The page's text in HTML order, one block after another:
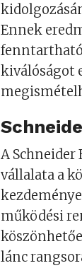
Ennek
kiválóságot
A
vállalata a
működési
lánc